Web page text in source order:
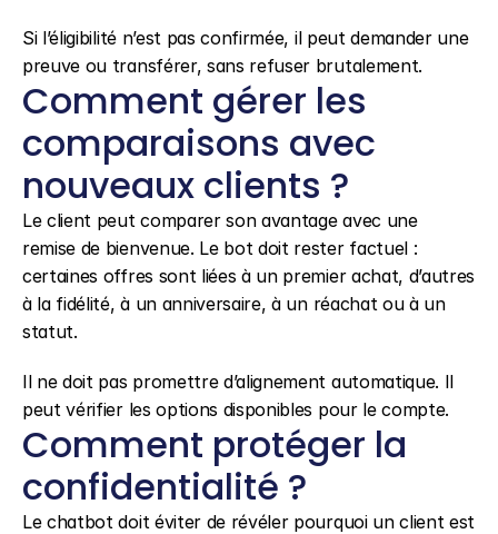
Si l’éligibilité n’est pas confirmée, il peut demander une
preuve ou transférer, sans refuser brutalement.
Comment gérer les
comparaisons avec
nouveaux clients ?
Le client peut comparer son avantage avec une
remise de bienvenue. Le bot doit rester factuel :
certaines offres sont liées à un premier achat, d’autres
à la fidélité, à un anniversaire, à un réachat ou à un
statut.
Il ne doit pas promettre d’alignement automatique. Il
peut vérifier les options disponibles pour le compte.
Comment protéger la
confidentialité ?
Le chatbot doit éviter de révéler pourquoi un client est